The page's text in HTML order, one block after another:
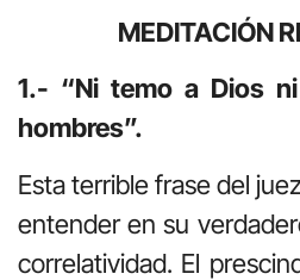
MEDITACIÓN
1.- “Ni temo a Dios
hombres”.
Esta terrible frase del
entender en su
correlatividad. El